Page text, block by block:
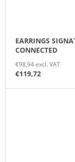
EARRINGS
CONNECTED
€98,94 excl. VAT
€119,72